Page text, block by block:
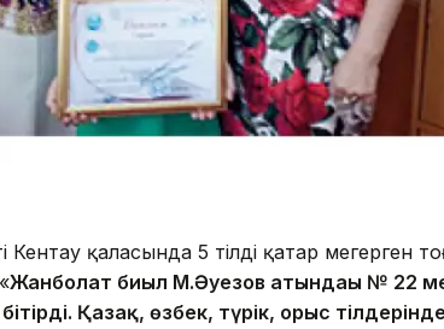
Кентау қаласында 5 тілді қатар меңгерген
Жанболат биыл М.Әуезов атындағы № 22
Қазақ, өзбек, түрік, орыс